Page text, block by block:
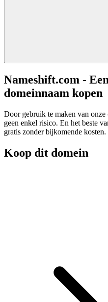
Nameshift.com -
domeinnaam kopen
Door gebruik te maken van
geen enkel risico. En het beste
gratis zonder bijkomende kosten.
Koop dit domein